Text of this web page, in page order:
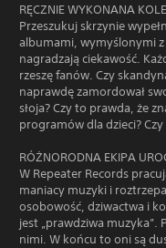
RĘCZNIE WYKONANA
Przeszukuj skrzynie
albumami, wymyślonymi
nagradzają ciekawość.
rzeszę fanów. Czy
naprawdę zamordował
słoja? Czy to prawda, że
programów dla dzieci?
RÓŻNORODNA EKIPA
W Repeater Records
maniacy muzyki i
osobowość, dziwactwa i
jest „prawdziwa muzyka”.
nimi. W końcu to oni są